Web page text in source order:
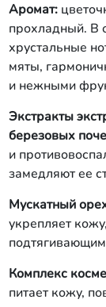
Аромат:
прохладный. В
хрустальные
мяты,
и нежными
Экстракты
березовых
и
замедляют ее
Мускатный
укрепляет
Комплекс
питает кожу,